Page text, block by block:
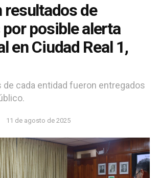
resultados de
posible alerta
en Ciudad Real 1,
de cada entidad fueron entregados
11 de agosto de 2025